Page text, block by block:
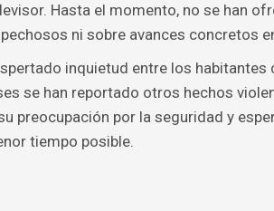
Hasta el momento, no se han
ni sobre avances concretos
inquietud entre los habitantes
se han reportado otros hechos
preocupación por la seguridad y
tiempo posible.